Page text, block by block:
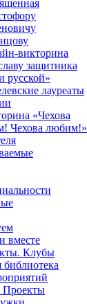
викторина
защитника
русской»
лауреаты
«Чехова
Чехова любим!»
вместе
Клубы
Проекты